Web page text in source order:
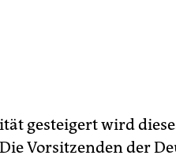
gesteigert wird
Vorsitzenden der